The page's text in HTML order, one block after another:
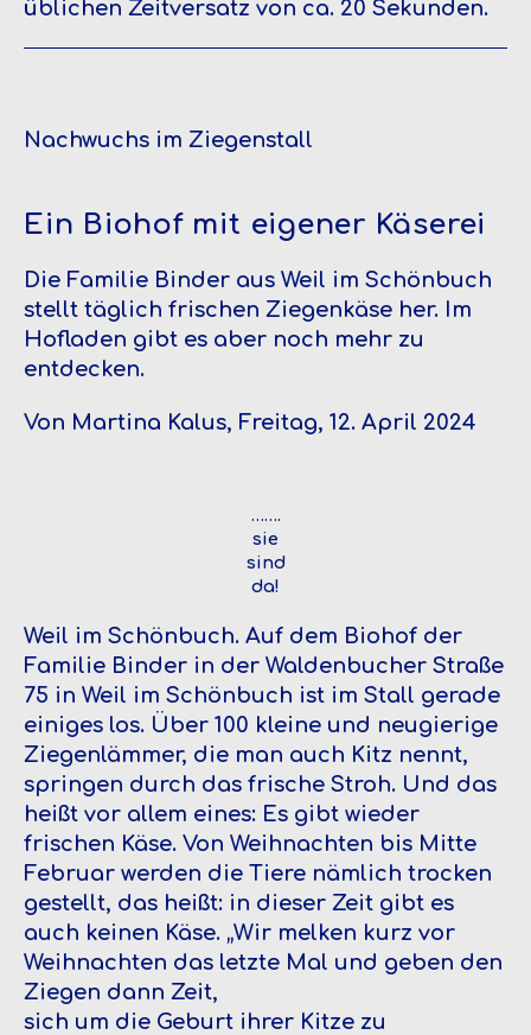
üblichen Zeitversatz von ca. 20 Sekunden.
Nachwuchs im Ziegenstall
Ein Biohof mit eigener Käserei
Die Familie Binder aus Weil im Schönbuch
stellt täglich frischen Ziegenkäse her. Im
Hofladen gibt es aber noch mehr zu
entdecken.
Von Martina Kalus, Freitag, 12. April 2024
…….
sie
sind
da!
Weil im Schönbuch. Auf dem Biohof der
Familie Binder in der Waldenbucher Straße
75 in Weil im Schönbuch ist im Stall gerade
einiges los. Über 100 kleine und neugierige
Ziegenlämmer, die man auch Kitz nennt,
springen durch das frische Stroh. Und das
heißt vor allem eines: Es gibt wieder
frischen Käse. Von Weihnachten bis Mitte
Februar werden die Tiere nämlich trocken
gestellt, das heißt: in dieser Zeit gibt es
auch keinen Käse. „Wir melken kurz vor
Weihnachten das letzte Mal und geben den
Ziegen dann Zeit,
sich um die Geburt ihrer Kitze zu